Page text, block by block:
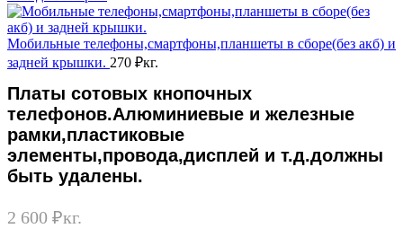
Мобильные телефоны,смартфоны,планшеты в сборе(без акб) и
задней крышки. 270 ₽кг.
Платы сотовых кнопочных
телефонов.Алюминиевые и железные
рамки,пластиковые
элементы,провода,дисплей и т.д.должны
быть удалены.
2 600 ₽кг.